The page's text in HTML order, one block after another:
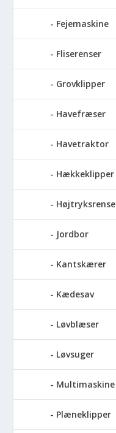
Fejemaskine
Fliserenser
Grovklipper
Havefræser
Havetraktor
Hækkeklipper
Jordbor
Kantskærer
Kædesav
Løvblæser
Løvsuger
Multimaskine
Plæneklipper